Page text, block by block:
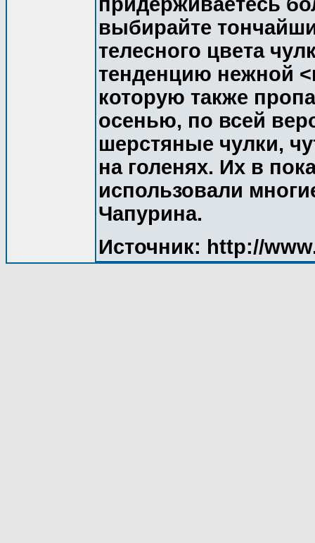
выбирайте
телесного цвета
тенденцию нежной
которую также
осенью, по всей
шерстяные чулки,
на голенях. Их в
использовали
Чапурина.
Источник: http://